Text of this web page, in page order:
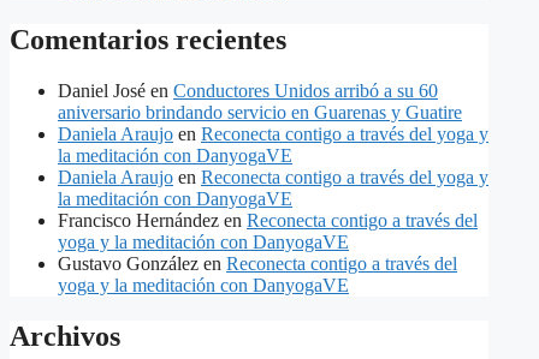
Comentarios recientes
Daniel José en Conductores Unidos arribó a su 60
aniversario brindando servicio en Guarenas y Guatire
Daniela Araujo en Reconecta contigo a través del yoga y
la meditación con DanyogaVE
Daniela Araujo en Reconecta contigo a través del yoga y
la meditación con DanyogaVE
Francisco Hernández en Reconecta contigo a través del
yoga y la meditación con DanyogaVE
Gustavo González en Reconecta contigo a través del
yoga y la meditación con DanyogaVE
Archivos